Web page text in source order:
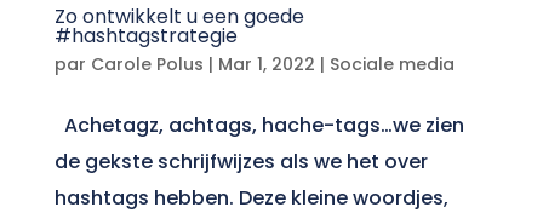
Zo ontwikkelt u een goede
#hashtagstrategie
par Carole Polus | Mar 1, 2022 | Sociale media
Achetagz, achtags, hache-tags…we zien
de gekste schrijfwijzes als we het over
hashtags hebben. Deze kleine woordjes,